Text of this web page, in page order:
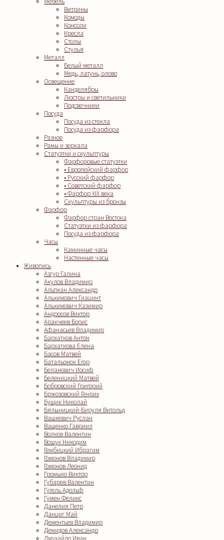
Витрины
Комоды
Консоли
Кресла
Столы
Стулья
Металл
Белый металл
Медь, латунь, олово
Освещение
Канделябры
Люстры и светильники
Подсвечники
Посуда
Посуда из стекла
Посуда из фарфора
Разное
Рамы и зеркала
Статуэтки и скульптуры
Фарфоровые статуэтки
• Европейский фарфор
• Русский фарфор
• Советский фарфор
• Фарфор XIX века
Скульптуры из бронзы
Фарфор
Фарфор стран Востока
Статуэтки из фарфора
Посуда из фарфора
Часы
Каминные часы
Настенные часы
Живопись
Азгур Галина
Акулов Владимир
Альтман Александр
Альхимович Гиацинт
Альхимович Казимир
Андросов Виктор
Аракчеев Борис
Афанасьев Владимир
Бархатков Антон
Бархаткова Елена
Басов Матвей
Батальонок Егор
Беланович Иосиф
Беленицкий Матвей
Бобровский Григорий
Бржозовский Генрих
Бущик Николай
Бялыницкий-Бируля Витольд
Вашкевич Руслан
Ващенко Гавриил
Волков Валентин
Вощук Никодим
Гембицкий Ибрагим
Гомонов Владимир
Гомонов Леонид
Громыко Виктор
Губарев Валентин
Гугель Адольф
Гумен Феликс
Данелия Петр
Данциг Май
Дементьев Владимир
Демидов Александр